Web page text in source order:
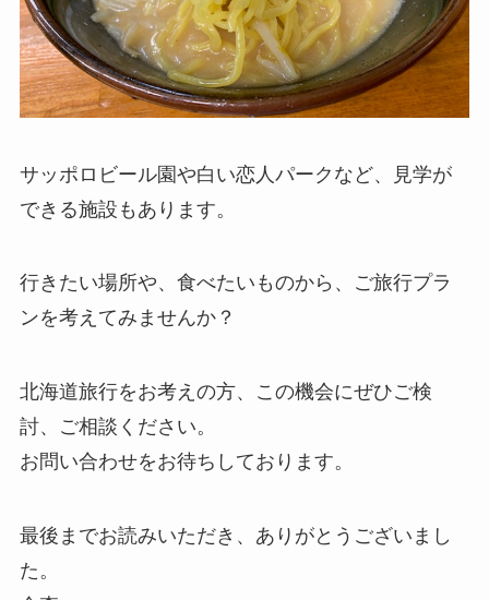
サッポロビール園や白い恋人パークなど、見学が
できる施設もあります。
行きたい場所や、食べたいものから、ご旅行プラ
ンを考えてみませんか？
北海道旅行をお考えの方、この機会にぜひご検
討、ご相談ください。
お問い合わせをお待ちしております。
最後までお読みいただき、ありがとうございまし
た。